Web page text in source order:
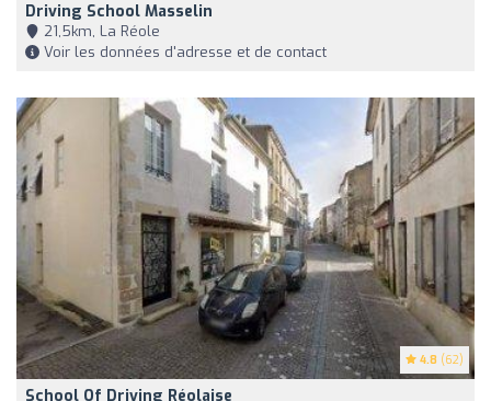
Driving School Masselin
21,5km, La Réole
Voir les données d'adresse et de contact
4.8 (62)
School Of Driving Réolaise